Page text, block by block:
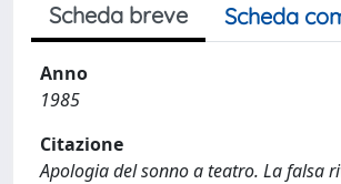
Scheda breve Scheda
Anno
1985
Citazione
Apologia del sonno a teatro. La falsa